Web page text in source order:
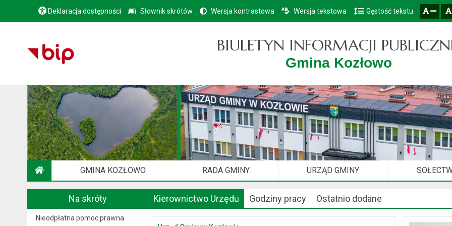
Przejdź do głównego menu
Przejdź do treści
Przejdź do mapy serwisu
Deklaracja dostępności Słownik skrótów Wersja kontrastowa Wersja tekstowa Gęstość tekstu
BIULETYN INFORMACJI
Gmina Kozłowo
GMINA KOZŁOWO RADA GMINY URZĄD GMINY
Na skróty
Nieodpłatna pomoc prawna
Kierownictwo Urzędu Godziny pracy Ostatnio dodane